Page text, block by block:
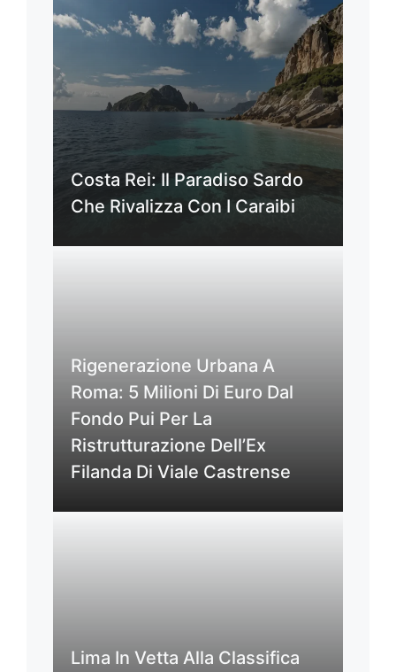
Costa Rei: Il Paradiso Sardo
Che Rivalizza Con I Caraibi
Rigenerazione Urbana A
Roma: 5 Milioni Di Euro Dal
Fondo Pui Per La
Ristrutturazione Dell’Ex
Filanda Di Viale Castrense
Lima In Vetta Alla Classifica